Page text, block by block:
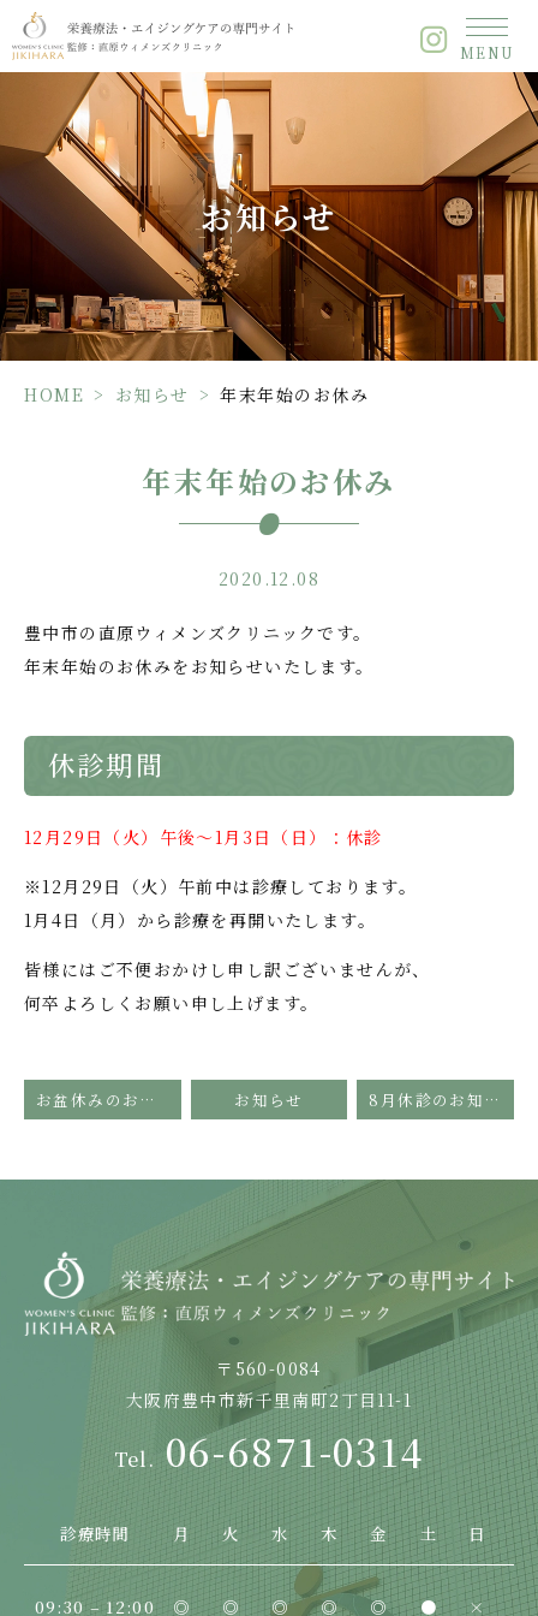
末
お
休
み
MENU
お知らせ
HOME > お知らせ > 年末年始のお休み
年末年始のお休み
2020.12.08
豊中市の直原ウィメンズクリニックです。
年末年始のお休みをお知らせいたします。
休診期間
12月29日（火）午後～1月3日（日）：休診
※12月29日（火）午前中は診療しております。
1月4日（月）から診療を再開いたします。
皆様にはご不便おかけし申し訳ございませんが、
何卒よろしくお願い申し上げます。
お盆休みのお知らせ お知らせ 8月休診のお知らせ
〒560-0084
大阪府豊中市新千里南町2丁目11-1
06-6871-0314
診療時間 月 火 水 木 金 土 日
09:30 – 12:00 ◎ ◎ ◎ ◎ ◎ ● ×